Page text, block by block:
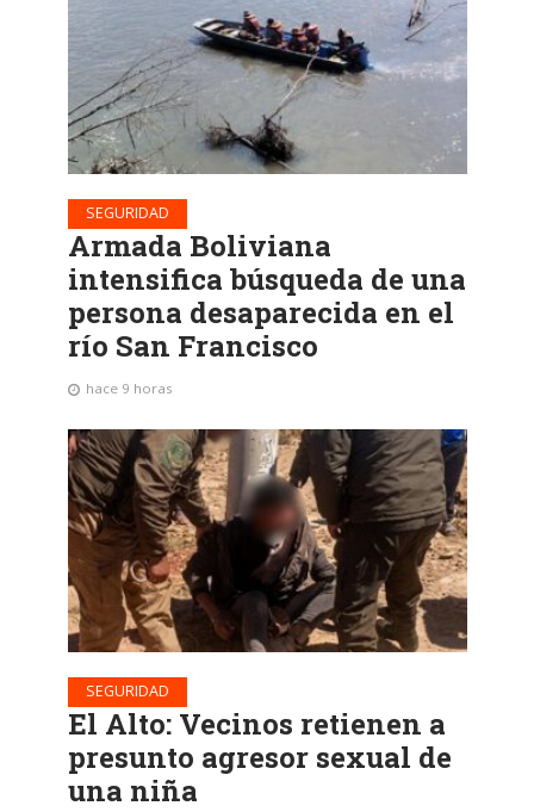
SEGURIDAD
Armada Boliviana
intensifica búsqueda de una
persona desaparecida en el
río San Francisco
hace 9 horas
SEGURIDAD
El Alto: Vecinos retienen a
presunto agresor sexual de
una niña